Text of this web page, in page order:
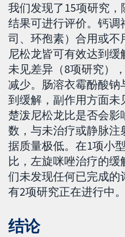
我们发现了15项研究
结果可进行评价。钙
司、环孢素）合用或
尼松龙皆可有效达到
未见差异（8项研究）
减少。肠溶衣霉酚酸
到缓解，副作用方面
楚泼尼松龙比是否会影
数，与未治疗或静脉
据质量极低。在1项小
比，左旋咪唑治疗的
们未发现任何已完成的
有2项研究正在进行中。
结论